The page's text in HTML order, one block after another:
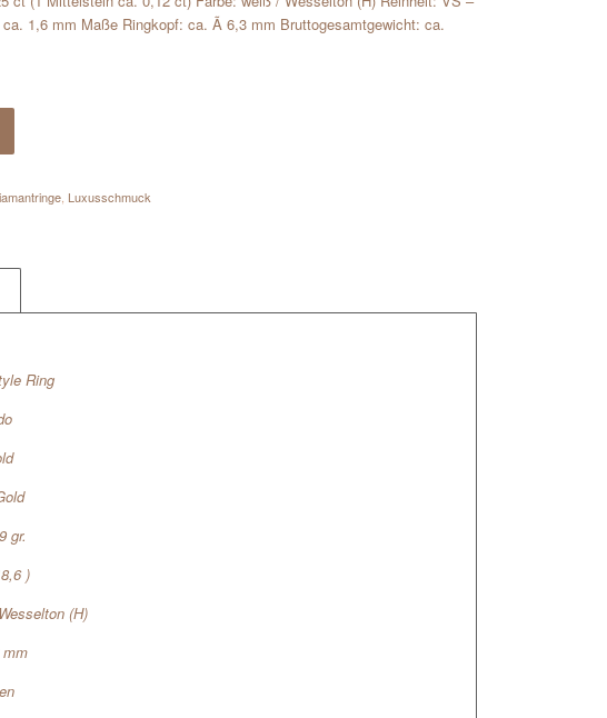
1,6 mm Maße Ringkopf: ca. Ã 6,3 mm Bruttogesamtgewicht: ca.
, Luxusschmuck
Ring
gr.
)
(H)